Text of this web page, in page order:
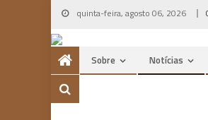
Skip
content
quinta-feira, agosto 06, 2026
Sobre Notícias